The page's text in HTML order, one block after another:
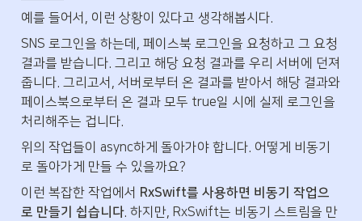
예를 들어서, 이런 상황이 있다고 생각해봅시다.
SNS 로그인을 하는데, 페이스북 로그인을 요청하고 그 요청
결과를 받습니다. 그리고 해당 요청 결과를 우리 서버에 던져
줍니다. 그리고서, 서버로부터 온 결과를 받아서 해당 결과와
페이스북으로부터 온 결과 모두 true일 시에 실제 로그인을
처리해주는 겁니다.
위의 작업들이 async하게 돌아가야 합니다. 어떻게 비동기
로 돌아가게 만들 수 있을까요?
이런 복잡한 작업에서 RxSwift를 사용하면 비동기 작업으
로 만들기 쉽습니다. 하지만, RxSwift는 비동기 스트림을 만